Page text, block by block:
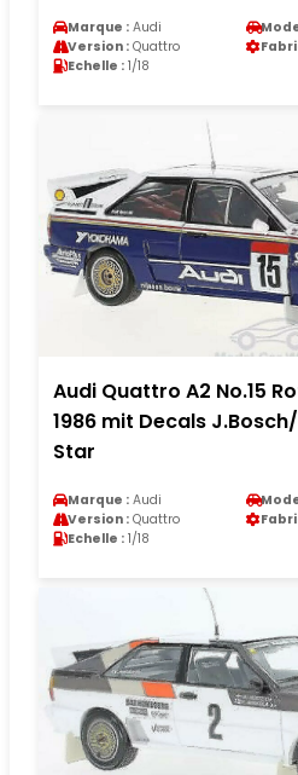
Marque : Audi
Version : Quattro
Echelle : 1/18
Audi Quattro A2 No.15
1986 mit Decals J.Bosch/
Star
Marque : Audi
Version : Quattro
Echelle : 1/18